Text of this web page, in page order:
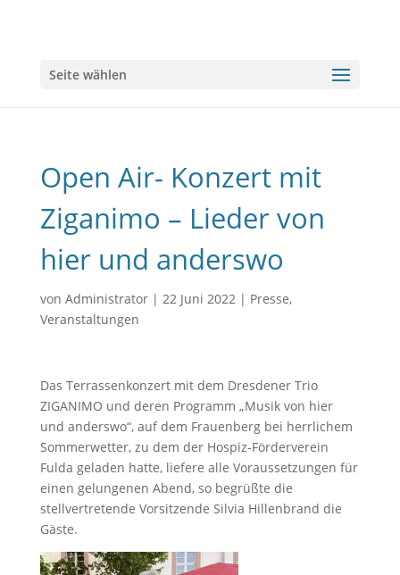
Seite wählen
Open Air- Konzert mit
Ziganimo – Lieder von
hier und anderswo
von Administrator| 22 Juni 2022| Presse,
Veranstaltungen
Das Terrassenkonzert mit dem Dresdener Trio
ZIGANIMO und deren Programm „Musik von hier
und anderswo“, auf dem Frauenberg bei herrlichem
Sommerwetter, zu dem der Hospiz-Förderverein
Fulda geladen hatte, liefere alle Voraussetzungen für
einen gelungenen Abend, so begrüßte die
stellvertretende Vorsitzende Silvia Hillenbrand die
Gäste.